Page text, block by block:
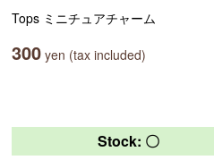
Tops ミニチュアチャーム
300 yen (tax included)
Stock: 〇